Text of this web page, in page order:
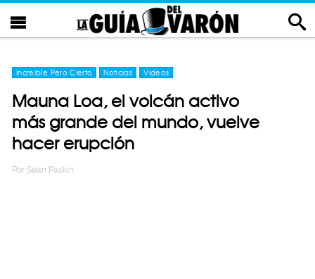
Increíble Pero Cierto Noticias Videos
Mauna Loa, el volcán activo
más grande del mundo, vuelve
hacer erupción
Por Sean Paskin